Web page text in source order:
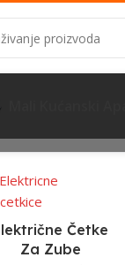
Prikazuje se
Četke
Za Zube